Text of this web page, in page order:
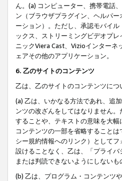
ん。(a) コンピューター、携帯電話
ン（ブラウザプラグイン、ヘルパ
ーション）。ただし、承認モバイ
ックス、ストリーミングビデオプ
ニックViera Cast、Vizioインター
ェアその他のアプリケーション。
6. 乙のサイトのコンテンツ
乙は、乙のサイトのコンテンツに
(a) 乙は、いかなる方法であれ、追
ンツの改ざんをしてはなりません
することや、テキストの意味を大
コンテンツの一部を省略すること
シー規約情報へのリンク）として
設けることなく、乙は、「プライ
または判読できないようにしないも
(b) 乙は、プログラム・コンテンツ